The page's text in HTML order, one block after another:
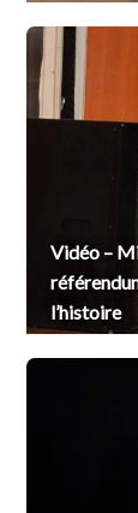
Vidéo –
l’histoire